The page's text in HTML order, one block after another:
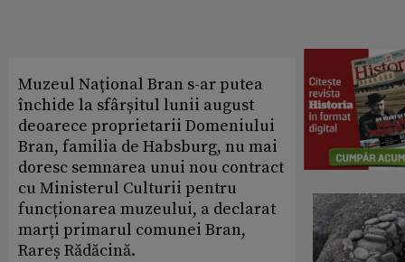
Muzeul Național Bran s-ar putea
închide la sfârșitul lunii august
deoarece proprietarii Domeniului
Bran, familia de Habsburg, nu mai
doresc semnarea unui nou contract
cu Ministerul Culturii pentru
funcționarea muzeului, a declarat
marți primarul comunei Bran,
Rareș Rădăcină.